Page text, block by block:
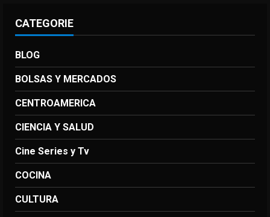
CATEGORIE
BLOG
BOLSAS Y MERCADOS
CENTROAMERICA
CIENCIA Y SALUD
Cine Series y Tv
COCINA
CULTURA